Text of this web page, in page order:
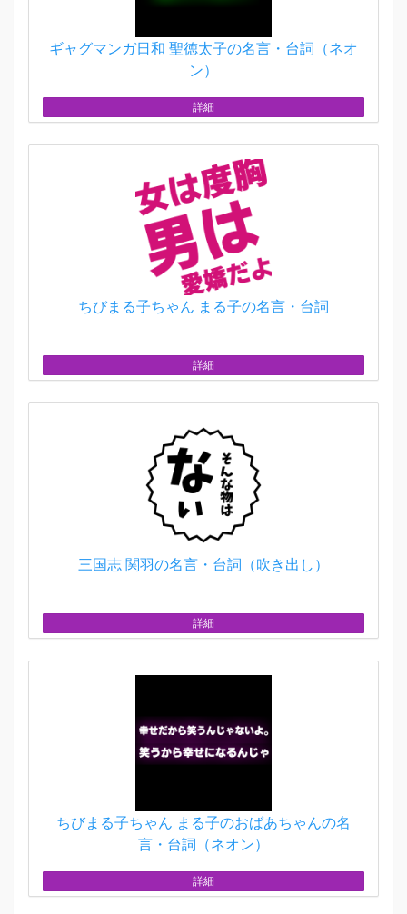
ギャグマンガ日和 聖徳太子の名言・台詞（ネオ
ン）
詳細
ちびまる子ちゃん まる子の名言・台詞
詳細
三国志 関羽の名言・台詞（吹き出し）
詳細
ちびまる子ちゃん まる子のおばあちゃんの名
言・台詞（ネオン）
詳細